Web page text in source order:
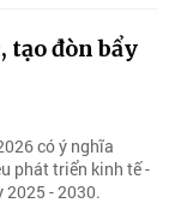
tạo đòn bẩy
có ý nghĩa
phát triển kinh tế -
2025 - 2030.